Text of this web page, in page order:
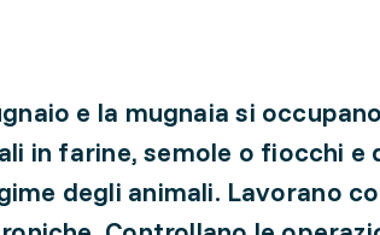
e la mugnaia si
in farine, semole o fiocchi
degli animali. Lavorano